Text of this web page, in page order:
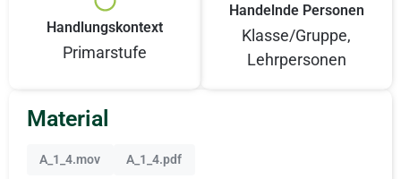
Handlungskontext
Primarstufe
Handelnde Personen
Klasse/Gruppe,
Lehrpersonen
Material
A_1_4.mov A_1_4.pdf